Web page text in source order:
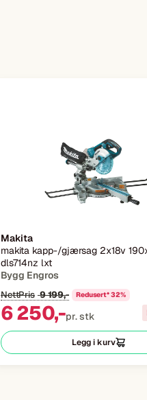
Makita
makita kapp-/gjærsag 2x18v
dls714nz lxt
Bygg Engros
NettPris 9 199,- Redusert* 32%
6 250,-pr. stk
Legg i kurv